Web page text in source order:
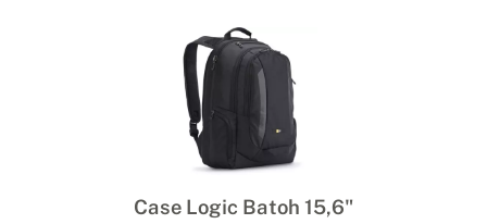
Case Logic Batoh 15,6"